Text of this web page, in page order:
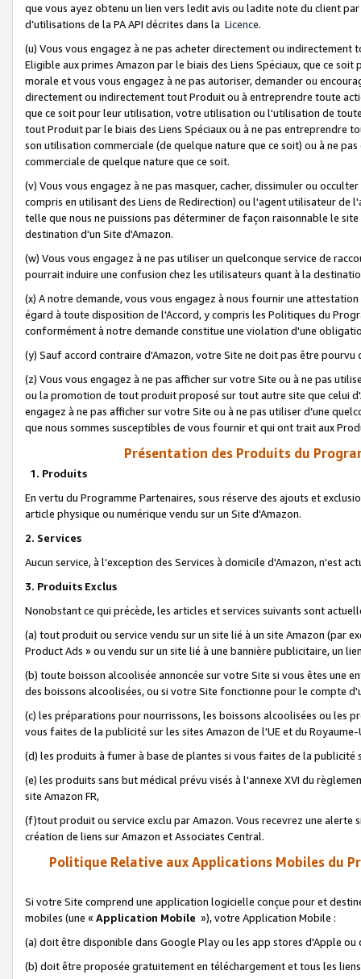
que vous ayez obtenu un lien vers ledit avis ou ladite note du client
d’utilisations de la PA API décrites dans la Licence.
(u) Vous vous engagez à ne pas acheter directement ou
Eligible aux primes Amazon par le biais des Liens Spéciaux, que ce
morale et vous vous engagez à ne pas autoriser, demander ou
directement ou indirectement tout Produit ou à entreprendre toute
que ce soit pour leur utilisation, votre utilisation ou l'utilisation de
tout Produit par le biais des Liens Spéciaux ou à ne pas entreprendre
son utilisation commerciale (de quelque nature que ce soit) ou à ne
commerciale de quelque nature que ce soit.
(v) Vous vous engagez à ne pas masquer, cacher, dissimuler ou
compris en utilisant des Liens de Redirection) ou l'agent utilisateur
telle que nous ne puissions pas déterminer de façon raisonnable le
destination d'un Site d'Amazon.
(w) Vous vous engagez à ne pas utiliser un quelconque service de
pourrait induire une confusion chez les utilisateurs quant à la
(x) A notre demande, vous vous engagez à nous fournir une
égard à toute disposition de l'Accord, y compris les Politiques du
conformément à notre demande constitue une violation d'une
(y) Sauf accord contraire d'Amazon, votre Site ne doit pas être
(z) Vous vous engagez à ne pas afficher sur votre Site ou à ne pas
ou la promotion de tout produit proposé sur tout autre site que celui
engagez à ne pas afficher sur votre Site ou à ne pas utiliser d’une
que nous sommes susceptibles de vous fournir et qui ont trait aux
Présentation des Produits du
1. Produits
En vertu du Programme Partenaires, sous réserve des ajouts et
article physique ou numérique vendu sur un Site d'Amazon.
2. Services
Aucun service, à l'exception des Services à domicile d'Amazon, n'est
3. Produits Exclus
Nonobstant ce qui précède, les articles et services suivants sont
(a) tout produit ou service vendu sur un site lié à un site Amazon (par
Product Ads » ou vendu sur un site lié à une bannière publicitaire, un
(b) toute boisson alcoolisée annoncée sur votre Site si vous êtes une
des boissons alcoolisées, ou si votre Site fonctionne pour le compte
(c) les préparations pour nourrissons, les boissons alcoolisées ou les
vous faites de la publicité sur les sites Amazon de l'UE et du Royaume-
(d) les produits à fumer à base de plantes si vous faites de la publicité
(e) les produits sans but médical prévu visés à l'annexe XVI du
site Amazon FR,
(f)tout produit ou service exclu par Amazon. Vous recevrez une alerte
création de liens sur Amazon et Associates Central.
Politique Relative aux Applications Mobiles du
Si votre Site comprend une application logicielle conçue pour et
mobiles (une « Application Mobile »), votre Application Mobile :
(a) doit être disponible dans Google Play ou les app stores d'Apple ou
(b) doit être proposée gratuitement en téléchargement et tous les